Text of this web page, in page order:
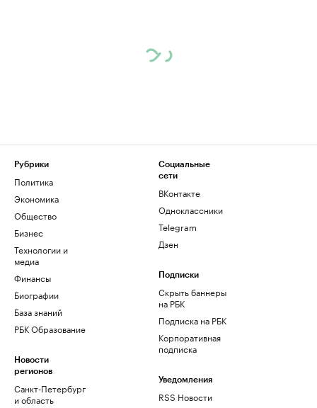
Рубрики
Политика
Экономика
Общество
Бизнес
Технологии и
медиа
Финансы
Биографии
База знаний
РБК Образование
Новости
регионов
Санкт-Петербург
и область
Социальные
сети
ВКонтакте
Одноклассники
Telegram
Дзен
Подписки
Скрыть баннеры
на РБК
Подписка на РБК
Корпоративная
подписка
Уведомления
RSS Новости